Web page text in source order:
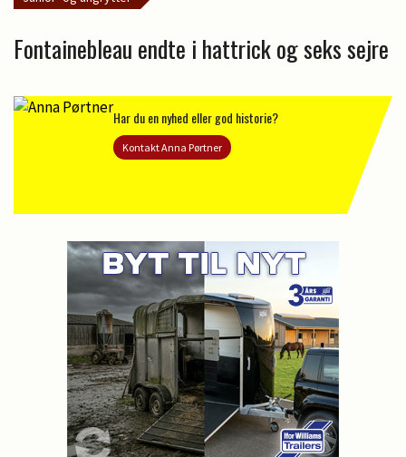
Fontainebleau endte i hattrick og seks sejre
Har du en nyhed eller god historie?
Kontakt Anna Pørtner